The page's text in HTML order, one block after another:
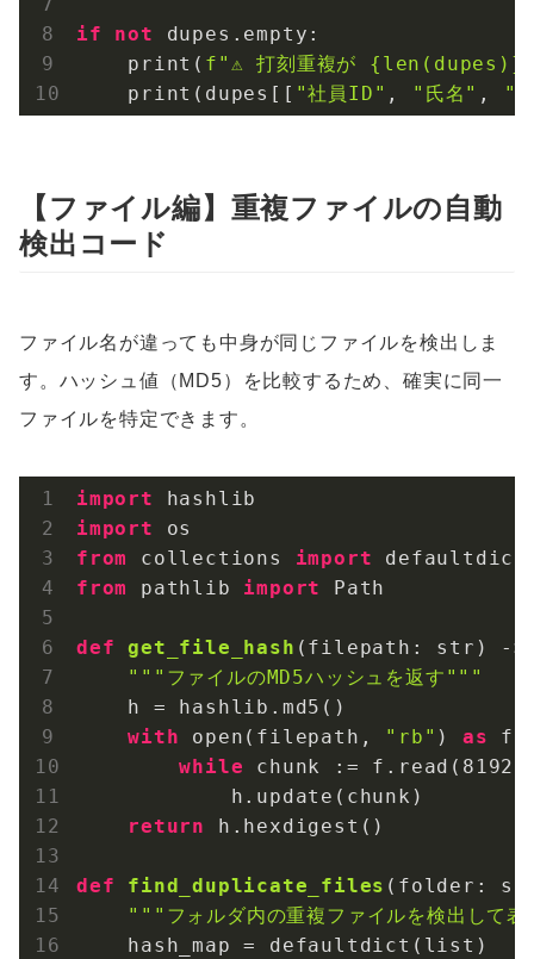
if not dupes.empty:
    print(
f"⚠️ 打刻重複が {len(dupes)}
    print(dupes[[
"社員ID" , "氏名" , "
【ファイル編】重複ファイルの自動
検出コード
ファイル名が違っても中身が同じファイルを検出しま
す。ハッシュ値（MD5）を比較するため、確実に同一
ファイルを特定できます。
import
import
from
collections import
from
pathlib import Path
def get_file_hash (filepath: str)
-
"""ファイルのMD5ハッシュを返す"""
    h = hashlib.md5()
with open(filepath, "rb" ) as f:
while chunk := f.read( 8192
            h.update(chunk)
return
h.hexdigest()
def find_duplicate_files (folder:
"""フォルダ内の重複ファイルを検出して
    hash_map = defaultdict(list)